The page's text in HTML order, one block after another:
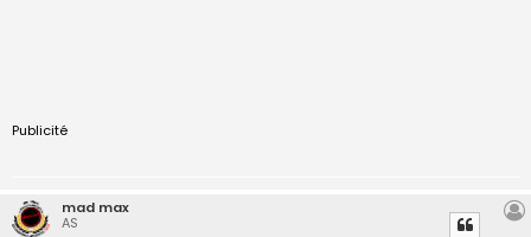
Publicité
mad max
AS